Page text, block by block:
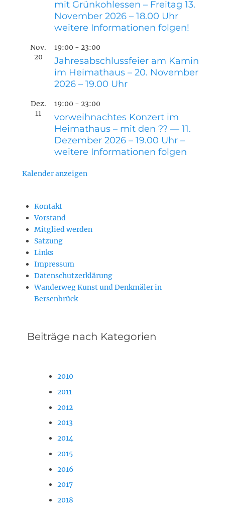
mit Grünkohlessen – Freitag 13.
November 2026 – 18.00 Uhr
weitere Informationen folgen!
Nov.
20
19:00 - 23:00
Jahresabschlussfeier am Kamin
im Heimathaus – 20. November
2026 – 19.00 Uhr
Dez.
11
19:00 - 23:00
vorweihnachtes Konzert im
Heimathaus – mit den ?? — 11.
Dezember 2026 – 19.00 Uhr –
weitere Informationen folgen
Kalender anzeigen
Kontakt
Vorstand
Mitglied werden
Satzung
Links
Impressum
Datenschutzerklärung
Wanderweg Kunst und Denkmäler in
Bersenbrück
Beiträge nach Kategorien
2010
2011
2012
2013
2014
2015
2016
2017
2018